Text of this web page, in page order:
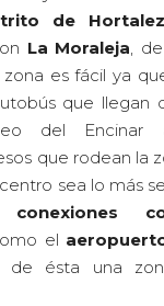
de
La Moraleja ,
es fácil ya
que llegan
del Encinar
que rodean la
sea lo más
conexiones
el
de ésta una